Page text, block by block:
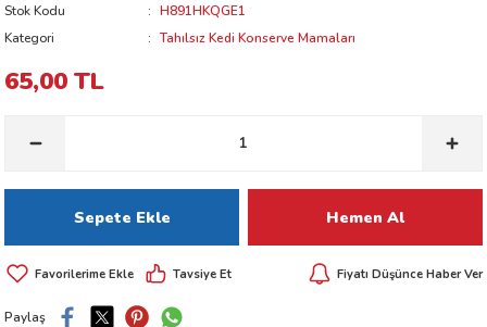
Ürünleri
ve Kafesleri
Stok Kodu
H891HKQGE1
Kategori
Tahılsız Kedi Konserve Mamaları
65,00 TL
Sepete Ekle Hemen Al
Tavsiye Et Fiyatı Düşünce Haber Ver
Paylaş